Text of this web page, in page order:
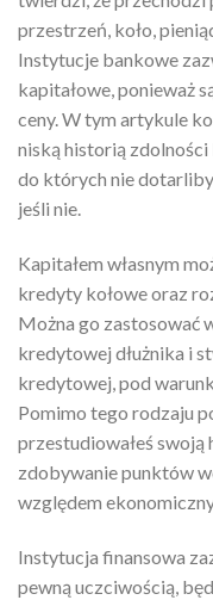
przestrzeń, koło,
Instytucje bankowe
kapitałowe, ponieważ
ceny. W tym artykule
niską historią
do których nie
jeśli nie.
Kapitałem własnym
kredyty kołowe oraz
Można go zastosować
kredytowej dłużnika i
kredytowej, pod
Pomimo tego rodzaju
przestudiowałeś
zdobywanie punktów
względem
Instytucja finansowa
pewną uczciwością,